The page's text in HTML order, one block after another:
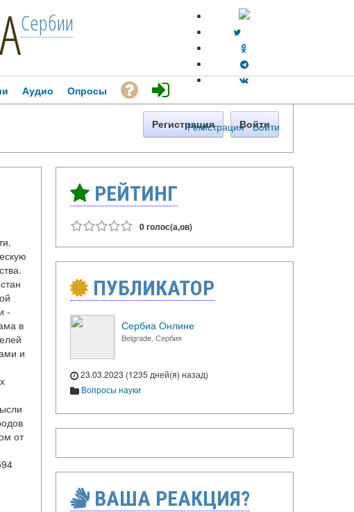
Сербии
Регистрация · Войти
Аудио Опросы
Регистрация Войти
-
в
и
от
РЕЙТИНГ
0 голос(а,ов)
ПУБЛИКАТОР
Сербиа Онлине
Belgrade, Сербия
23.03.2023 (1235 дней(я) назад)
Вопросы науки
ВАША РЕАКЦИЯ?